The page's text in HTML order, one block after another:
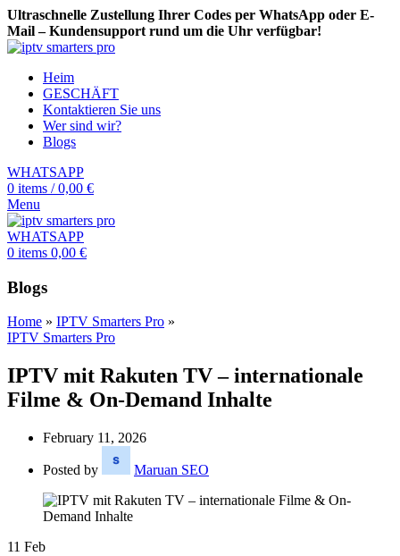
Ultraschnelle Zustellung Ihrer Codes per WhatsApp oder E-
Mail – Kundensupport rund um die Uhr verfügbar!
Heim
GESCHÄFT
Kontaktieren Sie uns
Wer sind wir?
Blogs
WHATSAPP
0 items / 0,00 €
Menu
WHATSAPP
0 items 0,00 €
Blogs
Home » IPTV Smarters Pro »
IPTV Smarters Pro
IPTV mit Rakuten TV – internationale
Filme & On-Demand Inhalte
February 11, 2026
Posted by Maruan SEO
11 Feb